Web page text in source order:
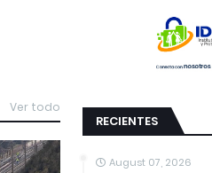
Ver todo
RECIENTES
August 07, 2026